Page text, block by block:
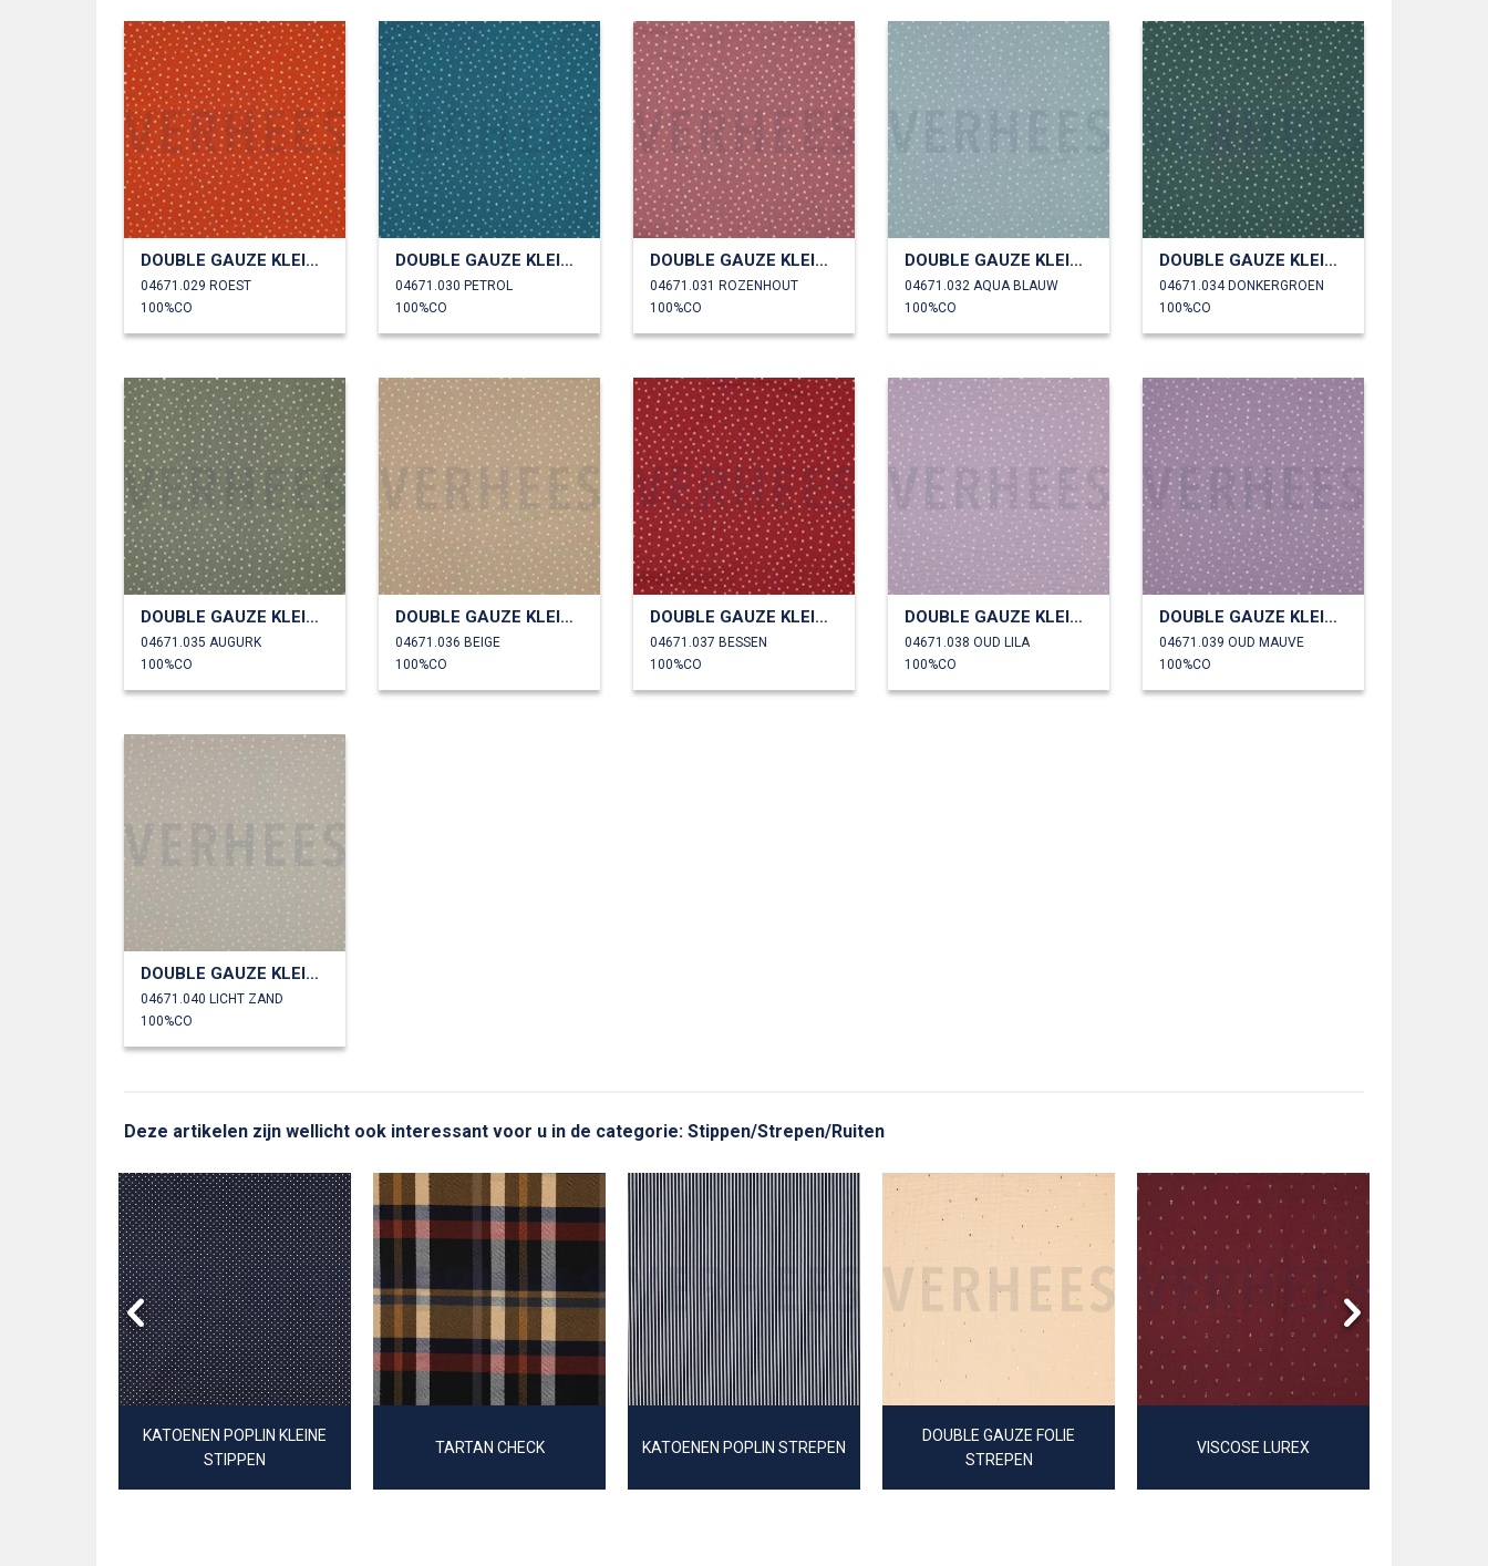
DOUBLE GAUZE KLEINE STIPPEN
04671.029 ROEST
100%CO
DOUBLE GAUZE KLEINE STIPPEN
04671.030 PETROL
100%CO
DOUBLE GAUZE KLEINE STIPPEN
04671.031 ROZENHOUT
100%CO
DOUBLE GAUZE KLEINE STIPPEN
04671.032 AQUA BLAUW
100%CO
DOUBLE GAUZE KLEINE STIPPEN
04671.034 DONKERGROEN
100%CO
DOUBLE GAUZE KLEINE STIPPEN
04671.035 AUGURK
100%CO
DOUBLE GAUZE KLEINE STIPPEN
04671.036 BEIGE
100%CO
DOUBLE GAUZE KLEINE STIPPEN
04671.037 BESSEN
100%CO
DOUBLE GAUZE KLEINE STIPPEN
04671.038 OUD LILA
100%CO
DOUBLE GAUZE KLEINE STIPPEN
04671.039 OUD MAUVE
100%CO
DOUBLE GAUZE KLEINE STIPPEN
04671.040 LICHT ZAND
100%CO
Deze artikelen zijn wellicht ook interessant voor u in de categorie: Stippen/Strepen/Ruiten
KATOENEN POPLIN KLEINE
STIPPEN
TARTAN CHECK KATOENEN POPLIN STREPEN
DOUBLE GAUZE FOLIE
STREPEN
VISCOSE LUREX